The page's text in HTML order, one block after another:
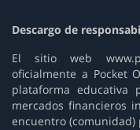
Descargo de
El sitio web
oficialmente a Pocket
plataforma educativa
mercados financieros
encuentro